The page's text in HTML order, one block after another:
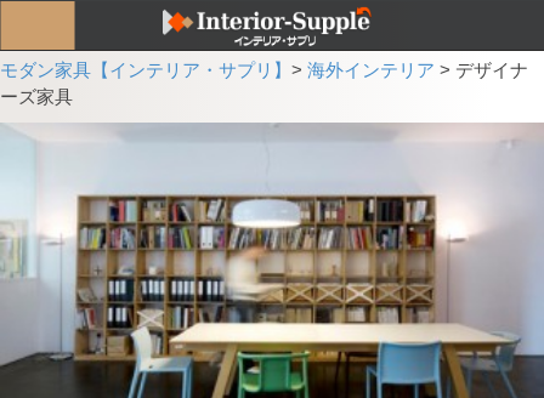
モダン家具【インテリア・サプリ】 > 海外インテリア > デザイナ
ーズ家具